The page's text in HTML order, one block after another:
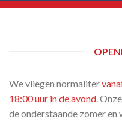
We vliegen normaliter
18:00 uur in de avond.
de onderstaande zomer